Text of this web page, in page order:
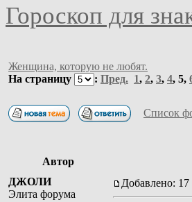
Гороскоп для
Женщина, которую не любят.
На страницу
: Пред. 1, 2, 3, 4, 5,
Список
Автор
ДЖОЛИ
Элита форума
Добавлено: